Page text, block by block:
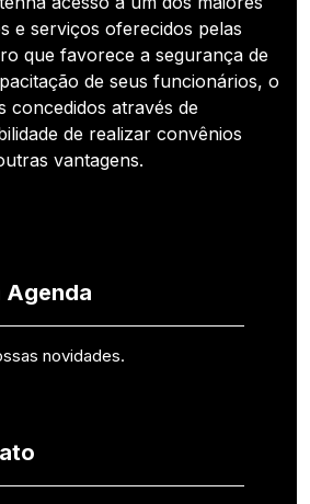
e serviços oferecidos pelas
que favorece a segurança de
de seus funcionários, o
concedidos através de
de realizar convênios
vantagens.
Agenda
novidades.